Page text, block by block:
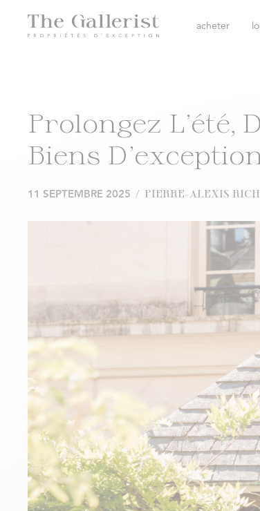
acheter
Prolongez L’été,
Biens
11 SEPTEMBRE 2025 / PIERRE-ALEXIS